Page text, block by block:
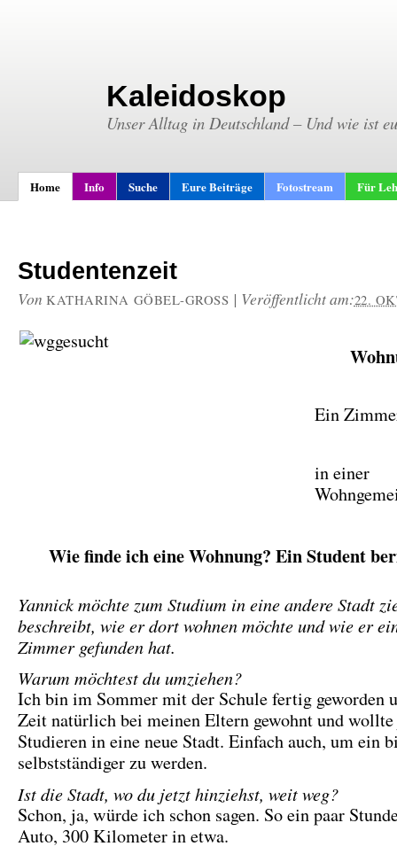
Kaleidoskop
Unser Alltag in Deutschland – Und wie ist
Home Info Suche Eure Beiträge Fotostream Für
Studentenzeit
Von KATHARINA GÖBEL-GROSS | Veröffentlicht am:22.
Ein
in einer
Wie finde ich eine Wohnung? Ein Student
Yannick möchte zum Studium in eine andere Stadt
beschreibt, wie er dort wohnen möchte und wie er
Zimmer gefunden hat.
Warum möchtest du umziehen?
Ich bin im Sommer mit der Schule fertig geworden
Zeit natürlich bei meinen Eltern gewohnt und
Studieren in eine neue Stadt. Einfach auch, um ein
selbstständiger zu werden.
Ist die Stadt, wo du jetzt hinziehst, weit weg?
Schon, ja, würde ich schon sagen. So ein paar
Auto, 300 Kilometer in etwa.